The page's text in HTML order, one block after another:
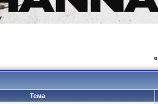
«
Тема